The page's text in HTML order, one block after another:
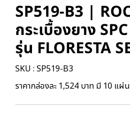
SP519-B3 |
กระเบื้องยาง
รุ่น FLORESTA
SKU : SP519-B3
ราคากล่องละ 1,524 บาท มี 10 แผ่